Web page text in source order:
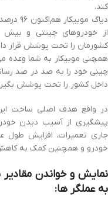
کند.
کشورمان را تحت پوشش قرار
همچنی موبیکار به شما وعده
چینی خود را به صد در صد
داخل کشور را تحت پوشش
در واقع هدف اصلی ساخت
پیشگیری از آسیب دیدن
جاری تعمیرات، افزایش
خودرو و همچنین کمک به
نمایش و خواندن مقادیر
به عملگر ها: